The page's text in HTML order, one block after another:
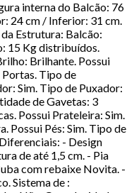
interna do Balcão: 76
24 cm / Inferior: 31 cm.
Estrutura: Balcão:
15 Kg distribuídos.
Brilhante. Possui
Portas. Tipo de
Sim. Tipo de Puxador:
de Gavetas: 3
Possui Prateleira: Sim.
Possui Pés: Sim. Tipo de
- Design
de até 1,5 cm. - Pia
com rebaixe Novita. -
Sistema de :